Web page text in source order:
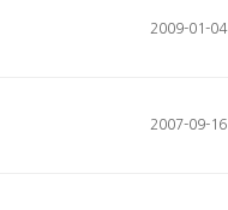
2009-01-04
2007-09-16